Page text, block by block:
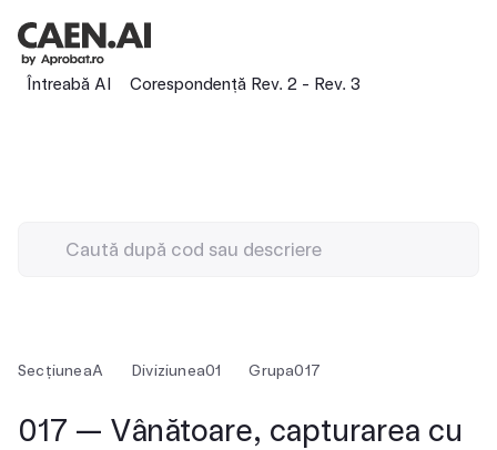
Întreabă AI Corespondență Rev. 2 - Rev. 3
SecțiuneaA Diviziunea01 Grupa017
017 — Vânătoare, capturarea cu